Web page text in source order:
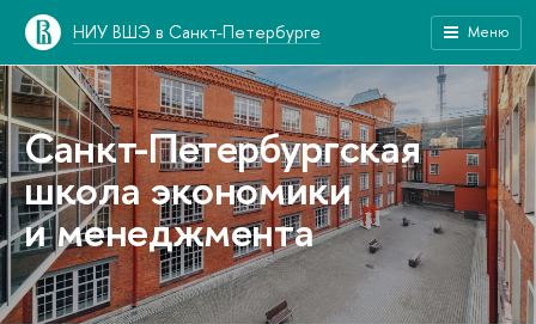
НИУ ВШЭ в Санкт-Петербурге Меню
Санкт-Петербургская
школа экономики
и менеджмента